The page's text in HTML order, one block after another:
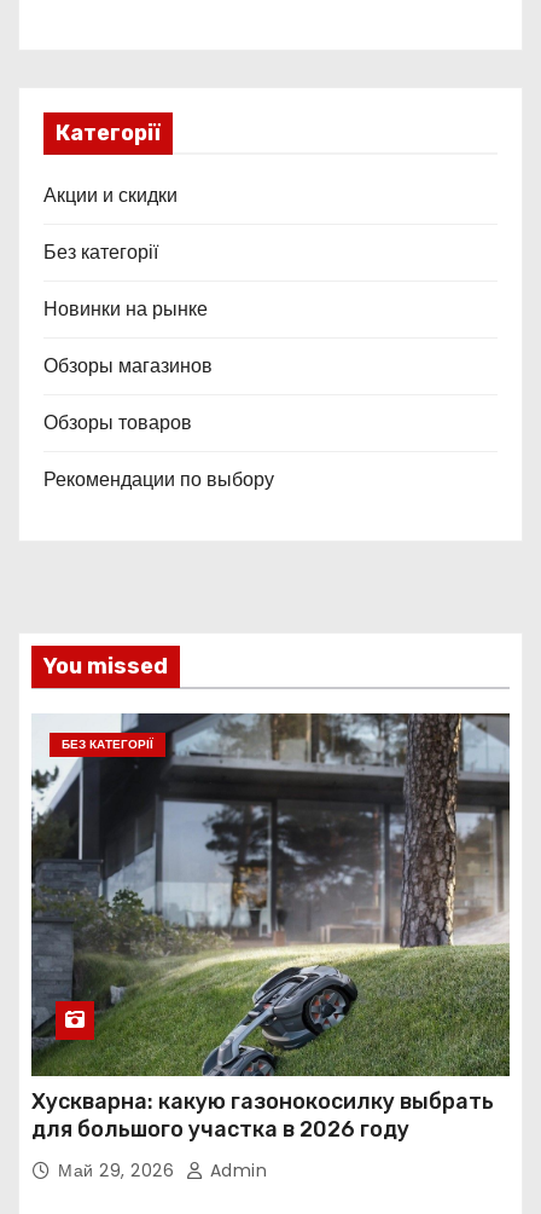
Категорії
Акции и скидки
Без категорії
Новинки на рынке
Обзоры магазинов
Обзоры товаров
Рекомендации по выбору
You missed
БЕЗ КАТЕГОРІЇ
Хускварна: какую газонокосилку выбрать
для большого участка в 2026 году
Май 29, 2026 Admin